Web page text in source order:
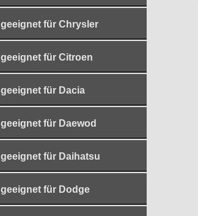
geeignet für Chrysler
geeignet für Citroen
geeignet für Dacia
geeignet für Daewod
geeignet für Daihatsu
geeignet für Dodge